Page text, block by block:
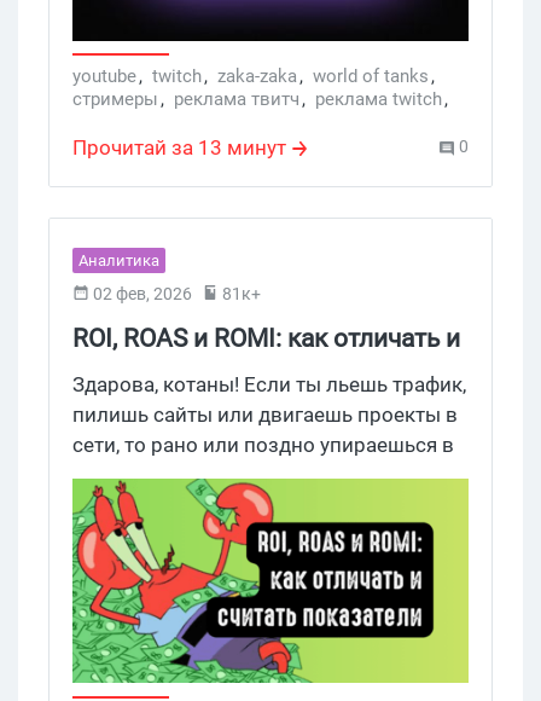
youtube, twitch, zaka-zaka, world of tanks,
стримеры, реклама твитч, реклама twitch,
Услуги
Прочитай за 13 минут 0
Аналитика
02 фев, 2026 81к+
ROI, ROAS и ROMI: как отличать и
считать показатели в 2026
Здарова, котаны! Если ты льешь трафик,
пилишь сайты или двигаешь проекты в
сети, то рано или поздно упираешься в
три загадочные буквы: ROI, ROAS и
ROMI. Все про них говорят, но половина
путает, а другая считает “на глаз”.
Сегодня мы раз и навсегда разберемся,
что это за звери, чем отличаются и как
их правильно считать, чтобы не улететь
в минус. Без воды, только хардкор,
примеры из арбитража и маркетинга.